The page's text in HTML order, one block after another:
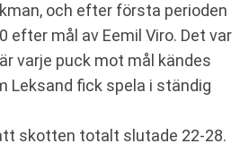
och efter första perioden
efter mål av Eemil Viro. Det var
varje puck mot mål kändes
Leksand fick spela i ständig
skotten totalt slutade 22-28.